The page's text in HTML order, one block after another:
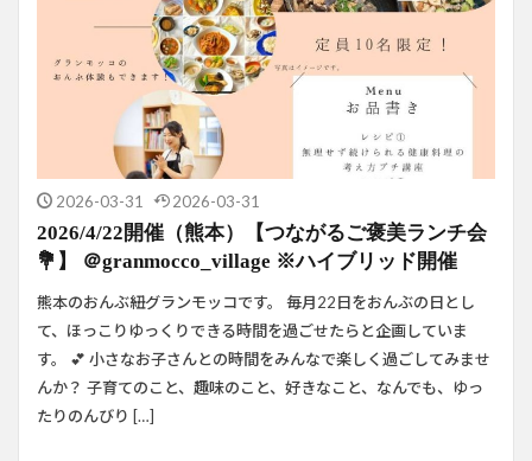
2026-03-31 2026-03-31
2026/4/22開催（熊本）【つながるご褒美ランチ会
💐】 ＠granmocco_village ※ハイブリッド開催
熊本のおんぶ紐グランモッコです。 毎月22日をおんぶの日とし
て、ほっこりゆっくりできる時間を過ごせたらと企画していま
す。 💕 小さなお子さんとの時間をみんなで楽しく過ごしてみませ
んか？ 子育てのこと、趣味のこと、好きなこと、なんでも、ゆっ
たりのんびり […]